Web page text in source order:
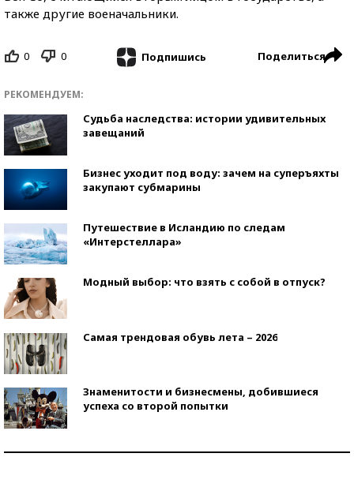
также другие военачальники.
0 0 Подпишись Поделиться
РЕКОМЕНДУЕМ:
Судьба наследства: истории удивительных
завещаний
Бизнес уходит под воду: зачем на суперъяхты
закупают субмарины
Путешествие в Исландию по следам
«Интерстеллара»
Модный выбор: что взять с собой в отпуск?
Самая трендовая обувь лета – 2026
Знаменитости и бизнесмены, добившиеся
успеха со второй попытки